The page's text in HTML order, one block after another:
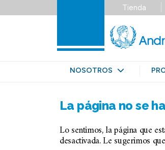
Tienda
NOSOTROS
La página no se
Lo sentimos, la página que
desactivada. Le sugerimos